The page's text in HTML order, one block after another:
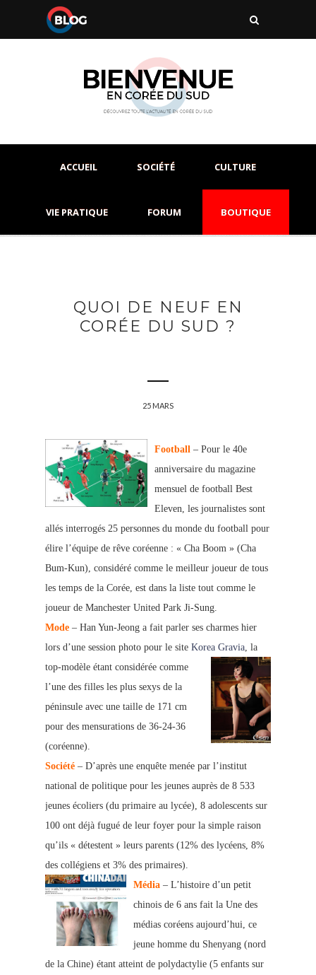
ACCUEIL SOCIÉTÉ CULTURE
VIE PRATIQUE FORUM BOUTIQUE
QUOI DE NEUF EN
CORÉE DU SUD ?
25 MARS
Football – Pour le 40e
anniversaire du magazine
mensuel de football Best
Eleven, les journalistes sont
allés interrogés 25 personnes du monde du football pour
élire l’équipe de rêve coréenne : « Cha Boom » (Cha
Bum-Kun), considéré comme le meilleur joueur de tous
les temps de la Corée, est dans la liste tout comme le
joueur de Manchester United Park Ji-Sung.
Mode – Han Yun-Jeong a fait parler ses charmes hier
lors d’une session photo pour le site Korea Gravia, la
top-modèle étant considérée comme
l’une des filles les plus sexys de la
péninsule avec une taille de 171 cm
pour des mensurations de 36-24-36
(coréenne).
Société – D’après une enquête menée par l’institut
national de politique pour les jeunes auprès de 8 533
jeunes écoliers (du primaire au lycée), 8 adolescents sur
100 ont déjà fugué de leur foyer pour la simple raison
qu’ils « détestent » leurs parents (12% des lycéens, 8%
des collégiens et 3% des primaires).
Média – L’histoire d’un petit
chinois de 6 ans fait la Une des
médias coréens aujourd’hui, ce
jeune homme du Shenyang (nord
de la Chine) étant atteint de polydactylie (5 enfants sur